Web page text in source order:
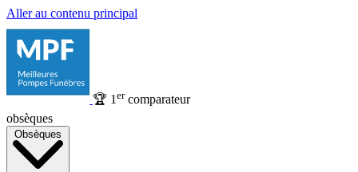
Aller au contenu principal
🏆 1 ercomparateur
obsèques
Obsèques